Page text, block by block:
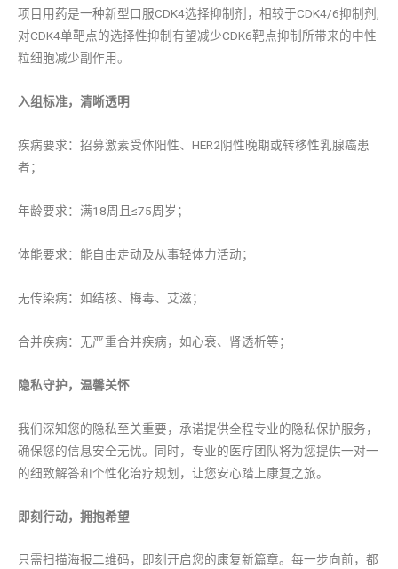
项目用药是一种新型口服CDK4选择抑制剂，相较于CDK4/6抑制剂,
对CDK4单靶点的选择性抑制有望减少CDK6靶点抑制所带来的中性
粒细胞减少副作用。
入组标准，清晰透明
疾病要求：招募激素受体阳性、HER2阴性晚期或转移性乳腺癌患
者；
年龄要求：满18周且≤75周岁；
体能要求：能自由走动及从事轻体力活动；
无传染病：如结核、梅毒、艾滋；
合并疾病：无严重合并疾病，如心衰、肾透析等；
隐私守护，温馨关怀
我们深知您的隐私至关重要，承诺提供全程专业的隐私保护服务，
确保您的信息安全无忧。同时，专业的医疗团队将为您提供一对一
的细致解答和个性化治疗规划，让您安心踏上康复之旅。
即刻行动，拥抱希望
只需扫描海报二维码，即刻开启您的康复新篇章。每一步向前，都